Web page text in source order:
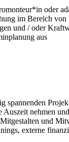
oder
im Bereich
und / oder
aus
spannenden
nehmen
und
externe